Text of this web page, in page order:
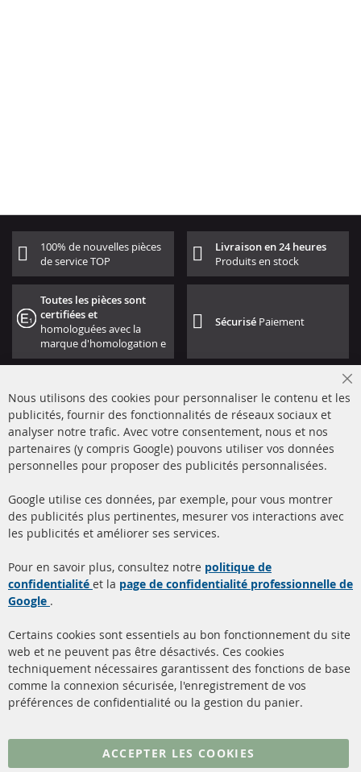
100% de nouvelles pièces
de service TOP
Livraison en 24 heures
Produits en stock
Toutes les pièces sont
certifiées et
homologuées avec la
marque d'homologation e
Sécurisé Paiement
+49 (0) 4533 799000
info@contra-automotive.de
facebook
instagram
Filtres à particules diesel
(FPD)
Catalyseur (CAT)
Capteurs
Matériel de montage
à propos de nous
livraison
Contact
Résilier le contrat
Plus de liens
Nous utilisons des cookies pour personnaliser le contenu et les
publicités, fournir des fonctionnalités de réseaux sociaux et
analyser notre trafic. Avec votre consentement, nous et nos
partenaires (y compris Google) pouvons utiliser vos données
personnelles pour proposer des publicités personnalisées.
Google utilise ces données, par exemple, pour vous montrer
des publicités plus pertinentes, mesurer vos interactions avec
les publicités et améliorer ses services.
Pour en savoir plus, consultez notre politique de
confidentialité et la page de confidentialité professionnelle de
Google .
Certains cookies sont essentiels au bon fonctionnement du site
web et ne peuvent pas être désactivés. Ces cookies
techniquement nécessaires garantissent des fonctions de base
comme la connexion sécurisée, l'enregistrement de vos
préférences de confidentialité ou la gestion du panier.
ACCEPTER LES COOKIES